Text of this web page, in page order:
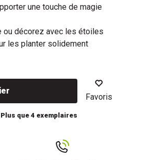
une touche de magie
ou décorez avec les étoiles
les planter solidement
Favoris
Plus que 4 exemplaires